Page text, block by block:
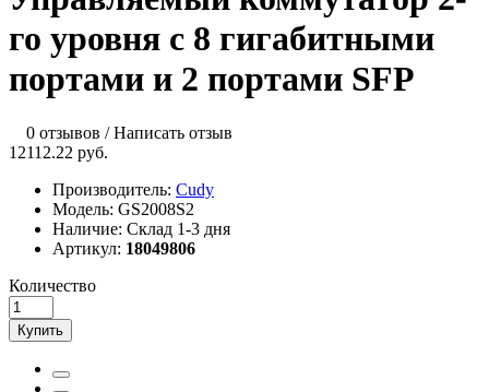
го уровня с 8 гигабитными
портами и 2 портами SFP
0 отзывов /Написать отзыв
12112.22 руб.
Производитель: Cudy
Модель: GS2008S2
Наличие: Склад 1-3 дня
Артикул: 18049806
Количество
Купить